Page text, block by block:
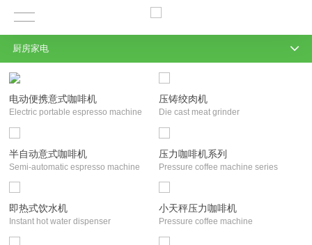
电动便携意式咖啡机
Electric portable espresso machine
压铸绞肉机
Die cast meat grinder
半自动意式咖啡机
Semi-automatic espresso machine
压力咖啡机系列
Pressure coffee machine series
即热式饮水机
Instant hot water dispenser
小天秤压力咖啡机
Pressure coffee machine
厨房家电